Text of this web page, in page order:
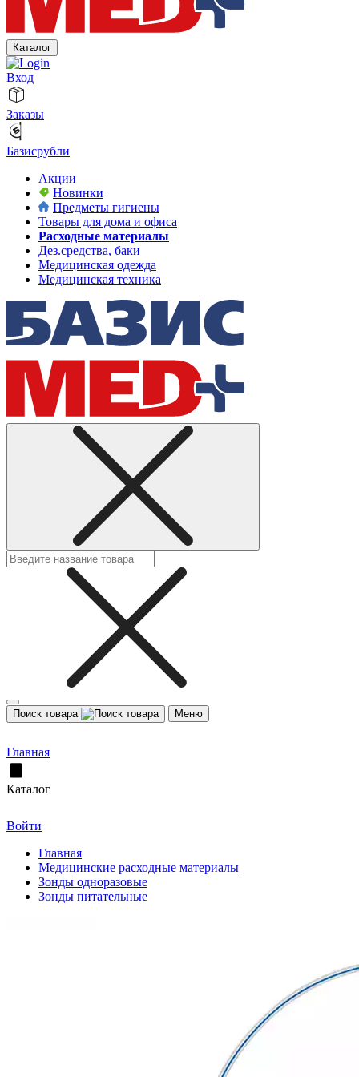
Каталог
Вход
Заказы
Базисрубли
Акции
Новинки
Предметы гигиены
Товары для дома и офиса
Расходные материалы
Дез.средства, баки
Медицинская одежда
Медицинская техника
Поиск товара Меню
Главная
Каталог
Войти
Главная
Медицинские расходные материалы
Зонды одноразовые
Зонды питательные